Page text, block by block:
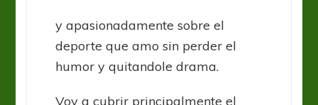
y apasionadamente sobre el
deporte que amo sin perder el
humor y quitandole drama.
Voy a cubrir principalmente el